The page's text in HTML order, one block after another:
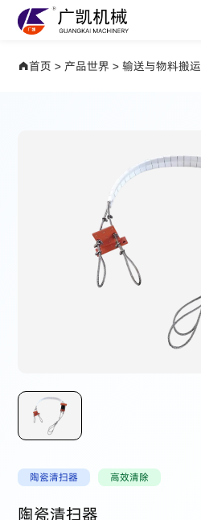
产品世界 驱动矿业精准钻探
首页 >产品世界 >输送与物料搬运
陶瓷清扫器 高效清除
陶瓷清扫器